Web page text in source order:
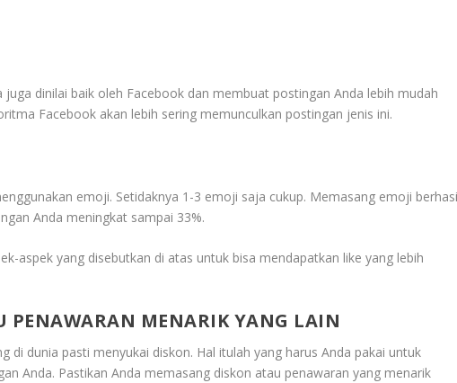
dinilai baik oleh Facebook dan membuat postingan Anda lebih mudah
Facebook akan lebih sering memunculkan postingan jenis ini.
emoji. Setidaknya 1-3 emoji saja cukup. Memasang emoji
Anda meningkat sampai 33%.
aspek yang disebutkan di atas untuk bisa mendapatkan like yang lebih
PENAWARAN MENARIK YANG LAIN
di dunia pasti menyukai diskon. Hal itulah yang harus Anda pakai untuk
Anda. Pastikan Anda memasang diskon atau penawaran yang menarik